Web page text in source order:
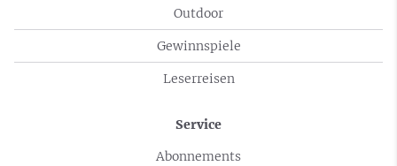
Outdoor
Gewinnspiele
Leserreisen
Service
Abonnements